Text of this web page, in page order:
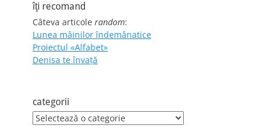
îţi recomand
Câteva articole random:
Lunea mâinilor îndemânatice
Proiectul «Alfabet»
Denisa te învaţă
categorii
categorii